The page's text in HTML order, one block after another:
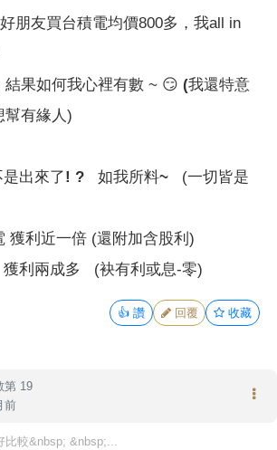
好朋友買台積電均價800多，我all in
結果如何我心裡有數 ~ 😏 (我還特意
幫有緣人)
出來了! ? 如我所料~
(一切皆是
獲利近一倍 (還附加含股利 )
獲利 兩成多 (袂有利或息-零)
👍 讚 回覆 收藏
第 19
前
比較&nbsp; &nbsp;...